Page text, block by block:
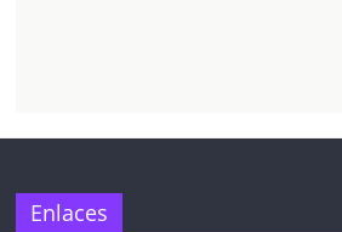
Enlaces